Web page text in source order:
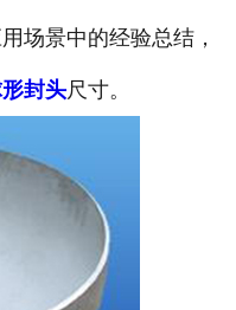
生产现场
视频中心
发货现场
场景中的经验总结，
封头尺寸。